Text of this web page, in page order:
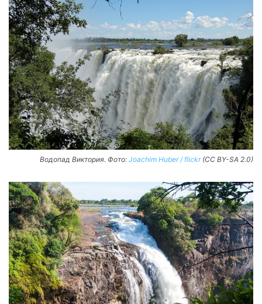
Водопад Виктория. Фото: Joachim Huber / flickr(CC BY-SA 2.0)